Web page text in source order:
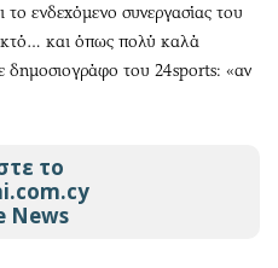
ενδεχόμενο συνεργασίας του
και όπως πολύ καλά
δημοσιογράφο του 24sports: «αν
το
News